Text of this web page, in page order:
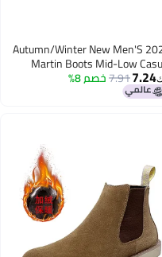
2025 Autumn/Winter New Men'S
Martin Boots Mid-Low
Ankle Boots Unisex Versatile
Zipper Women'S
7.24
7.91خصم 8%